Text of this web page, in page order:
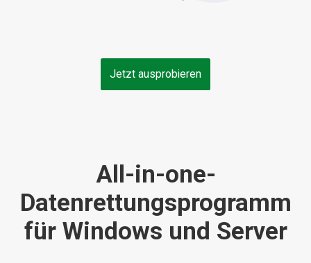
Jetzt ausprobieren
All-in-one-
Datenrettungsprogramm
für Windows und Server